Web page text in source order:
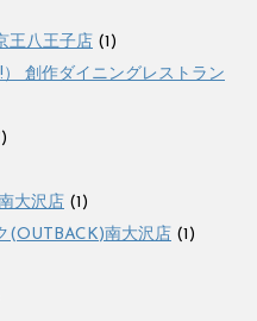
王八王子店 (1)
創作ダイニングレストラン
大沢店 (1)
(OUTBACK)南大沢店 (1)